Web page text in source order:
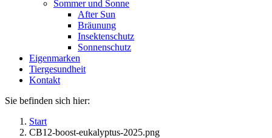
Sommer und Sonne
After Sun
Bräunung
Insektenschutz
Sonnenschutz
Eigenmarken
Tiergesundheit
Kontakt
Sie befinden sich hier:
Start
CB12-boost-eukalyptus-2025.png